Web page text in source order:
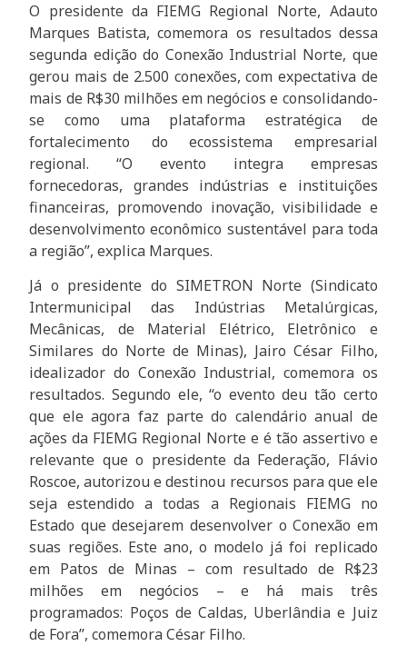
O presidente da FIEMG Regional Norte, Adauto
Marques Batista, comemora os resultados dessa
segunda edição do Conexão Industrial Norte, que
gerou mais de 2.500 conexões, com expectativa de
mais de R$30 milhões em negócios e consolidando-
se como uma plataforma estratégica de
fortalecimento do ecossistema empresarial
regional. “O evento integra empresas
fornecedoras, grandes indústrias e instituições
financeiras, promovendo inovação, visibilidade e
desenvolvimento econômico sustentável para toda
a região”, explica Marques.
Já o presidente do SIMETRON Norte (Sindicato
Intermunicipal das Indústrias Metalúrgicas,
Mecânicas, de Material Elétrico, Eletrônico e
Similares do Norte de Minas), Jairo César Filho,
idealizador do Conexão Industrial, comemora os
resultados. Segundo ele, “o evento deu tão certo
que ele agora faz parte do calendário anual de
ações da FIEMG Regional Norte e é tão assertivo e
relevante que o presidente da Federação, Flávio
Roscoe, autorizou e destinou recursos para que ele
seja estendido a todas a Regionais FIEMG no
Estado que desejarem desenvolver o Conexão em
suas regiões. Este ano, o modelo já foi replicado
em Patos de Minas – com resultado de R$23
milhões em negócios – e há mais três
programados: Poços de Caldas, Uberlândia e Juiz
de Fora”, comemora César Filho.